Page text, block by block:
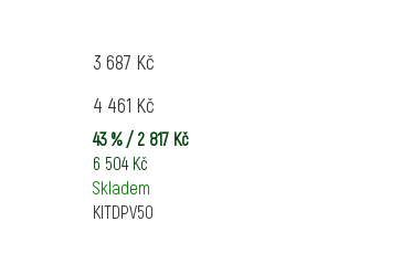
3 687 Kč
4 461 Kč
43 % / 2 817 Kč
6 504 Kč
Skladem
KITDPV50